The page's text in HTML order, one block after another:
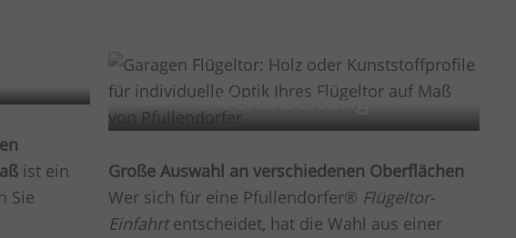
ist ein
Sie
Verarbeitung
Große Auswahl an verschiedenen Oberflächen
Wer sich für eine Pfullendorfer® Flügeltor-
Einfahrtentscheidet, hat die Wahl aus einer